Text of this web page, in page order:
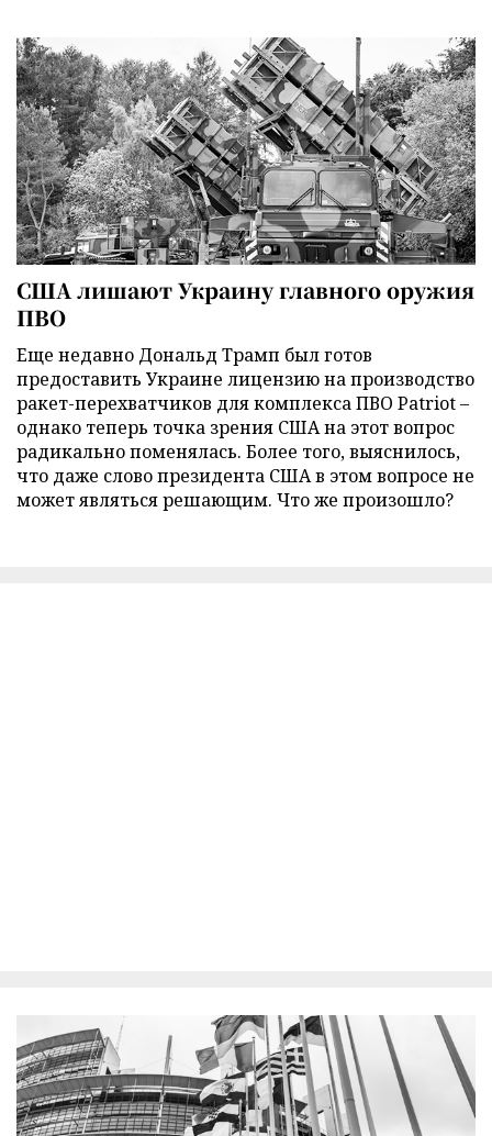
США лишают Украину главного оружия
ПВО
Еще недавно Дональд Трамп был готов
предоставить Украине лицензию на производство
ракет-перехватчиков для комплекса ПВО Patriot –
однако теперь точка зрения США на этот вопрос
радикально поменялась. Более того, выяснилось,
что даже слово президента США в этом вопросе не
может являться решающим. Что же произошло?